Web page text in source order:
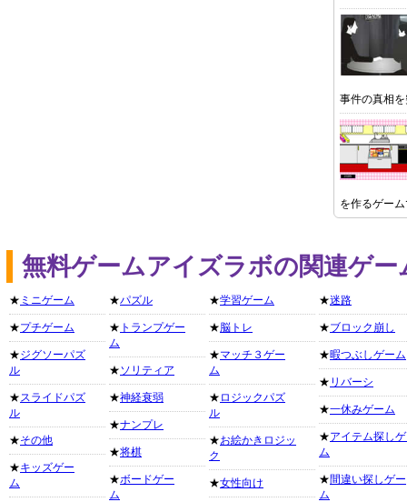
事件の真相
を作るゲー
無料ゲームアイズラボの関連ゲ
★ ミニゲーム
★プチゲーム
★ジグソーパズ
ル
★スライドパズ
ル
★その他
★キッズゲー
ム
★パズル
★ トランプゲー
ム
★ソリティア
★神経衰弱
★ナンプレ
★将棋
★ボードゲー
ム
★学習ゲーム
★脳トレ
★マッチ３ゲー
ム
★ ロジックパズ
ル
★お絵かきロジッ
ク
★女性向け
★迷路
★ブロック崩し
★暇つぶしゲーム
★ リバーシ
★一休みゲーム
★アイテム探し
ム
★間違い探しゲー
ム